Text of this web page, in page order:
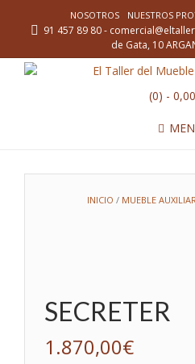
NOSOTROS NUESTROS
91 457 89 80 -
de Gata, 10
(0) -
INICIO / MUEBLE
SECRETER
1.870,00€